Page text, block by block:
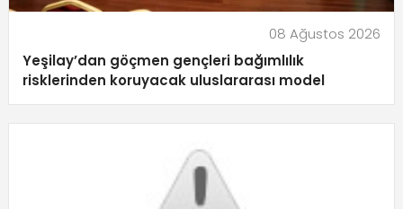
08 Ağustos 2026
Yeşilay’dan göçmen gençleri bağımlılık
risklerinden koruyacak uluslararası model